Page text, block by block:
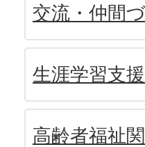
交流・仲間
生涯学習支援
高齢者福祉